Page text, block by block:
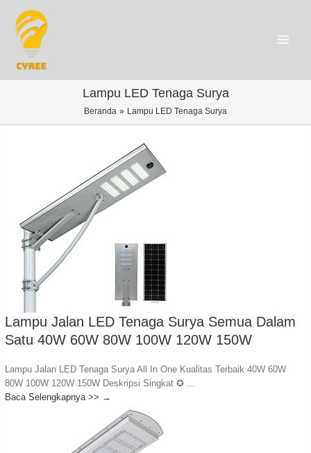
konten
Menu
Lampu LED Tenaga Surya
Beranda Lampu LED Tenaga Surya
Lampu Jalan LED Tenaga Surya Semua Dalam
Satu 40W 60W 80W 100W 120W 150W
Lampu Jalan LED Tenaga Surya All In One Kualitas Terbaik 40W 60W
80W 100W 120W 150W Deskripsi Singkat ✪ ...
Baca Selengkapnya >> →